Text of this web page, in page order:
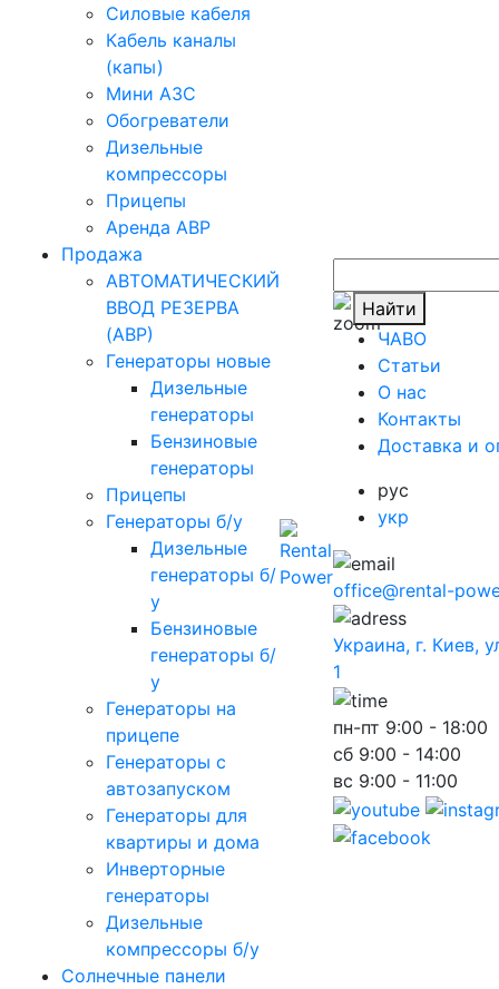
Силовые кабеля
Кабель каналы
(капы)
Мини АЗС
Обогреватели
Дизельные
компрессоры
Прицепы
Аренда АВР
Продажа
АВТОМАТИЧЕСКИЙ
ВВОД РЕЗЕРВА
(АВР)
Генераторы новые
Дизельные
генераторы
Бензиновые
генераторы
Прицепы
Генераторы б/у
Дизельные
генераторы б/
у
Бензиновые
генераторы б/
у
Генераторы на
прицепе
Генераторы с
автозапуском
Генераторы для
квартиры и дома
Инверторные
генераторы
Дизельные
компрессоры б/у
Солнечные панели
Найти
ЧАВО
Cтатьи
O нас
Контакты
Доставка и
рус
укр
office@rental-
Украина, г. Киев,
1
пн-пт 9:00 - 18:00
сб 9:00 - 14:00
вс 9:00 - 11:00